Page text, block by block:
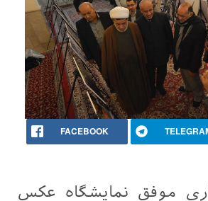
FACEBOOK
موفق نمایشگاه عکس